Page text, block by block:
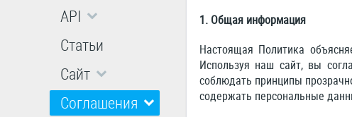
API
Статьи
Сайт
Соглашения
1. Общая информация
Настоящая Политика
Используя наш сайт, вы
соблюдать принципы
содержать персональные